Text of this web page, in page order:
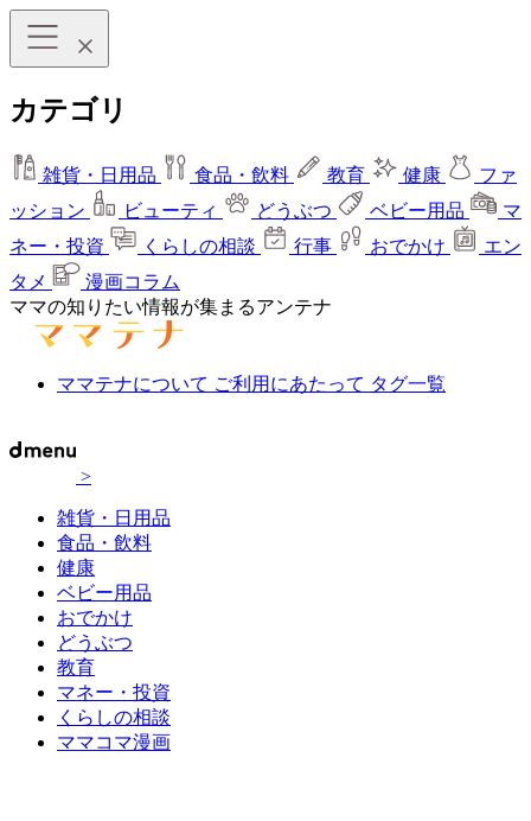
カテゴリ
雑貨・日用品 食品・飲料 教育 健康
ファ
ッション
ビューティ どうぶつ ベビー用品
マ
ネー・投資
くらしの相談 行事 おでかけ
エン
タメ
漫画コラム
ママの知りたい情報が集まるアンテナ
ママテナについて ご利用にあたって タグ一覧
>
雑貨・日用品
食品・飲料
健康
ベビー用品
おでかけ
どうぶつ
教育
マネー・投資
くらしの相談
ママコマ漫画